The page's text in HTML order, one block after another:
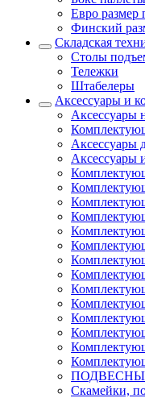
Евро размер
Финский
Складская
Столы
Тележки
Штабелеры
Аксессуары и
Аксессуары
Аксессуары
Аксессуары
Скамейки,